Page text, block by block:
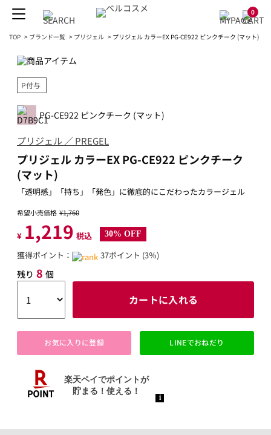
0
TOP > ブランド一覧 > プリジェル > プリジェル カラーEX PG-CE922 ピンクチーク (マット)
P付与
PG-CE922 ピンクチーク (マット)
プリジェル ／ PREGEL
プリジェル カラーEX PG-CE922 ピンクチーク
(マット)
「透明感」「持ち」「発色」に徹底的にこだわったカラージェル
希望小売価格 ¥1,760
¥ 1,219 税込 30% OFF
獲得ポイント： 37ポイント (3％)
残り 8 個
カートに入れる
お気に入りに登録 LINEでおねだり